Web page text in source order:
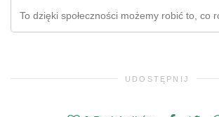
To dzięki społeczności możemy robić to, co
UDOSTĘPNIJ